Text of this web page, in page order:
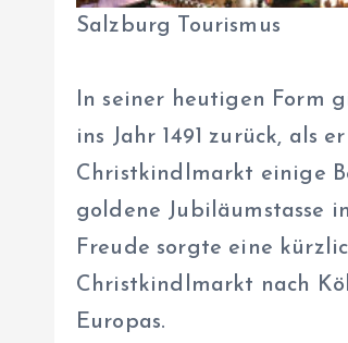
Salzburg Tourismus
In seiner heutigen Form
ins Jahr 1491 zurück, als
Christkindlmarkt einige
goldene Jubiläumstasse
Freude sorgte eine
Christkindlmarkt nach
Europas.